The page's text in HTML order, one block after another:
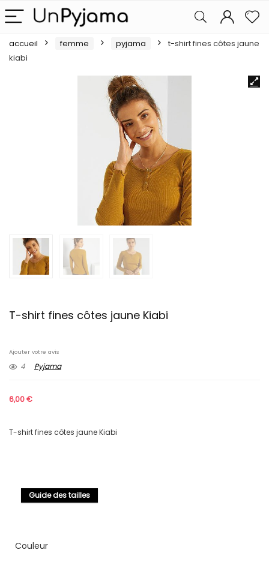
accueil femme pyjama
t-shirt fines côtes jaune
kiabi
T-shirt fines côtes jaune Kiabi
Ajouter votre avis
4 Pyjama
6,00€
T-shirt fines côtes jaune Kiabi
Guide des tailles
Couleur